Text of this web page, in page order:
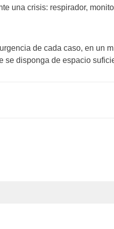
una crisis: respirador,
de cada caso, en un
se disponga de espacio